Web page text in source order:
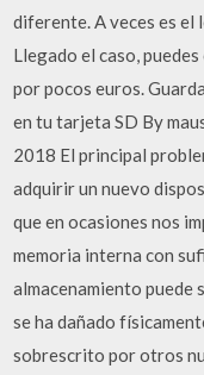
diferente. A veces es el
Llegado el caso,
por pocos euros.
en tu tarjeta SD By
2018 El principal
adquirir un nuevo
que en ocasiones nos
memoria interna con
almacenamiento puede
se ha dañado
sobrescrito por otros